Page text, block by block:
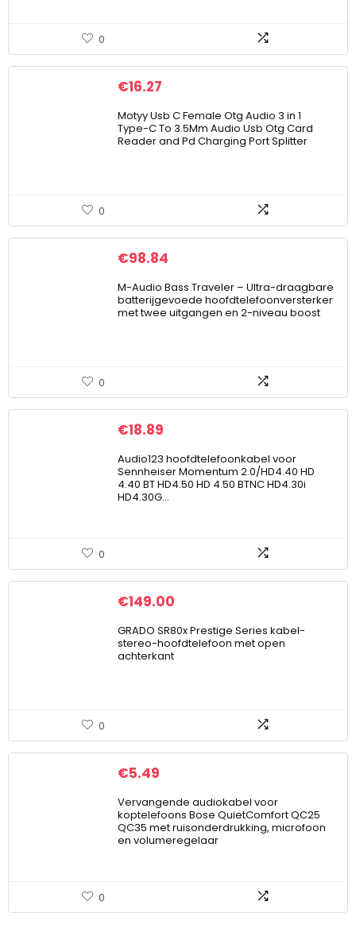
0
€16.27
Motyy Usb C Female Otg Audio 3 in 1
Type-C To 3.5Mm Audio Usb Otg Card
Reader and Pd Charging Port Splitter
0
€98.84
M-Audio Bass Traveler – Ultra-draagbare
batterijgevoede hoofdtelefoonversterker
met twee uitgangen en 2-niveau boost
0
€18.89
Audio123 hoofdtelefoonkabel voor
Sennheiser Momentum 2.0/HD4.40 HD
4.40 BT HD4.50 HD 4.50 BTNC HD4.30i
HD4.30G…
0
€149.00
GRADO SR80x Prestige Series kabel-
stereo-hoofdtelefoon met open
achterkant
0
€5.49
Vervangende audiokabel voor
koptelefoons Bose QuietComfort QC25
QC35 met ruisonderdrukking, microfoon
en volumeregelaar
0